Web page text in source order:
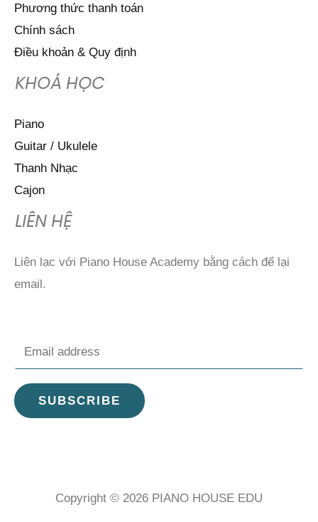
Phương thức thanh toán
Chính sách
Điều khoản & Quy định
KHOÁ HỌC
Piano
Guitar / Ukulele
Thanh Nhạc
Cajon
LIÊN HỆ
Liên lạc với Piano House Academy bằng cách để lại
email.
m
a
i
SUBSCRIBE
Copyright © 2026 PIANO HOUSE EDU